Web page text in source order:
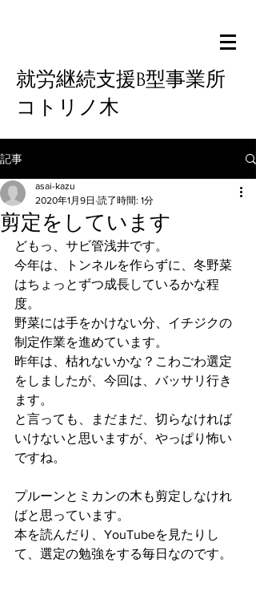
就労継続支援B型事業所
コトリノ木
記事
剪定をしています
asai-kazu
2020年1月9日 読了時間: 1分
どもっ、サビ管浅井です。
今年は、トンネルを作らずに、冬野菜
はちょっとずつ成長しているかな程
度。
野菜には手をかけない分、イチジクの
制定作業を進めています。
昨年は、枯れないかな？こわごわ選定
をしましたが、今回は、バッサリ行き
ます。
と言っても、まだまだ、切らなければ
いけないと思いますが、やっぱり怖い
ですね。
プルーンとミカンの木も剪定しなけれ
ばと思っています。
本を読んだり、YouTubeを見たりし
て、選定の勉強をする毎日なのです。